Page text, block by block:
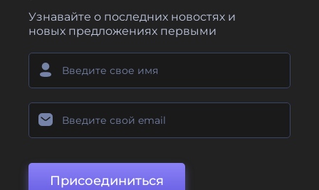
Узнавайте о последних новостях и
новых предложениях первыми
Присоединиться